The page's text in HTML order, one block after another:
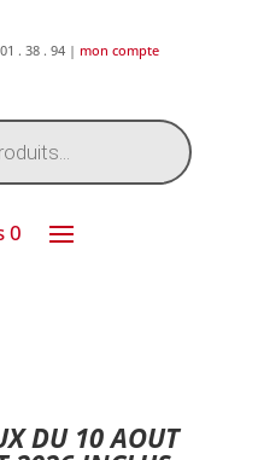
. 38 . 94 | mon compte
0
DU 10 AOUT